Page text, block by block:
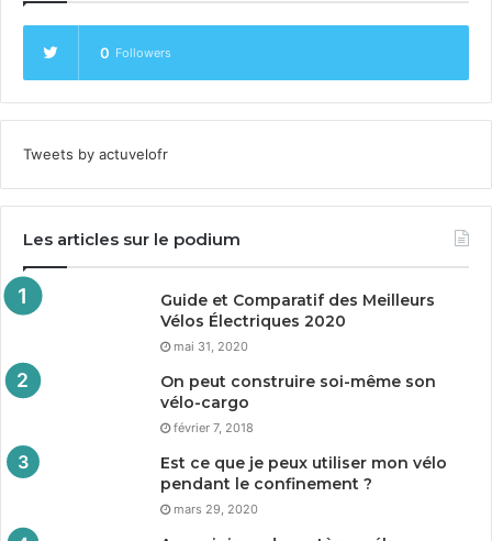
0 Followers
Tweets by actuvelofr
Les articles sur le podium
Guide et Comparatif des Meilleurs
Vélos Électriques 2020
mai 31, 2020
On peut construire soi-même son
vélo-cargo
février 7, 2018
Est ce que je peux utiliser mon vélo
pendant le confinement ?
mars 29, 2020